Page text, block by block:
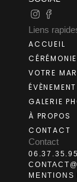
Liens
ACCUEIL
VOTRE
GALERIE
À PROPOS
CONTACT
Contact
MENTIONS